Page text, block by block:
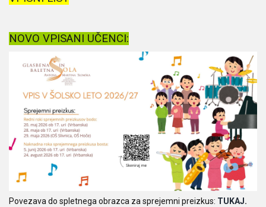
NOVO VPISANI UČENCI:
Povezava do spletnega obrazca za sprejemni preizkus: TU KAJ.